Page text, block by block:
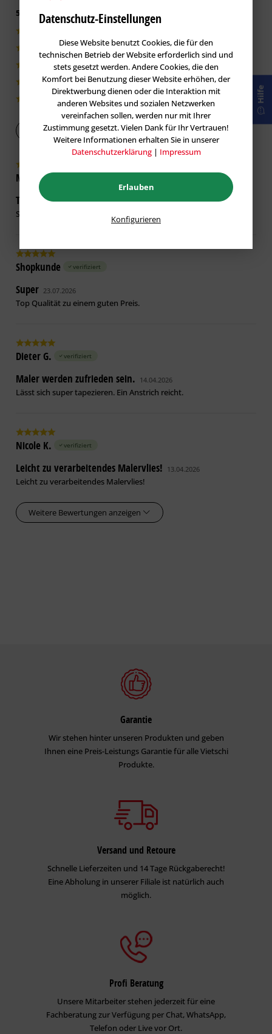
5 von 5 basieren auf 9 Bewertungen
0|0%
0|0%
0|0%
Bewertung abgeben
Martin J.
Top Shop und gute Qualität 27.07.2026
Schnelle Lieferung und sicher verpackt. Gute Verarbeitung
Shopkunde verifiziert
Super 23.07.2026
Top Qualität zu einem guten Preis.
Dieter G. verifiziert
Maler werden zufrieden sein. 14.04.2026
Lässt sich super tapezieren. Ein Anstrich reicht.
Nicole K. verifiziert
Leicht zu verarbeitendes Malervlies! 13.04.2026
Leicht zu verarbeitendes Malervlies!
Weitere Bewertungen anzeigen
Garantie
Wir stehen hinter unseren Produkten und geben
Ihnen eine Preis-Leistungs Garantie für alle Vietschi
Produkte.
Versand und Retoure
Schnelle Lieferzeiten und 14 Tage Rückgaberecht!
Eine Abholung in unserer Filiale ist natürlich auch
möglich.
Profi Beratung
Unsere Mitarbeiter stehen jederzeit für eine
Fachberatung zur Verfügung per Chat, WhatsApp,
Telefon oder Live vor Ort.
Hilfe
Datenschutz-Einstellungen
Diese Website benutzt Cookies, die für den
technischen Betrieb der Website erforderlich sind und
stets gesetzt werden. Andere Cookies, die den
Komfort bei Benutzung dieser Website erhöhen, der
Direktwerbung dienen oder die Interaktion mit
anderen Websites und sozialen Netzwerken
vereinfachen sollen, werden nur mit Ihrer
Zustimmung gesetzt. Vielen Dank für Ihr Vertrauen!
Weitere Informationen erhalten Sie in unserer
Datenschutzerklärung| Impressum
Erlauben
Konfigurieren